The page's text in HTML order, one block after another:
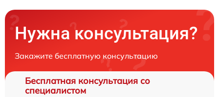
Нужна консультация?
Закажите бесплатную консультацию
Бесплатная консультация со
специалистом